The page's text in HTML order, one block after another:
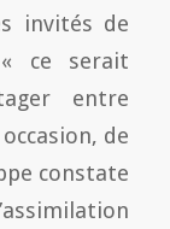
invités de
ce serait
entre
de
constate